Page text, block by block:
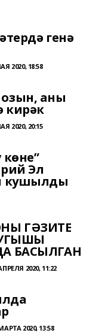
генə
2020, 18:58
аны
кирəк
2020, 20:15
Эл
кушылды
ГӘЗИТЕ
БАСЫЛГАН
2020, 11:22
2020, 13:58